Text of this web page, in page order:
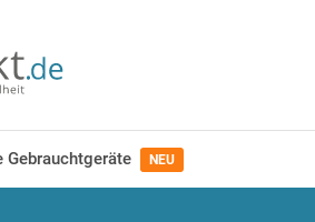
Gebrauchtgeräte NEU